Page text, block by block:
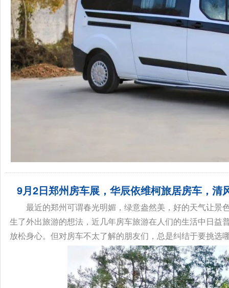
9月2日郑州房车展，华辰依维柯旅居房车，
最近的郑州可谓春光明媚，绿意盎然美，好的天气让
生了外出旅游的想法，近几年房车旅游在人们的生活中日
放松身心。但对房车不太了解的朋友们，总是纠结于要挑选